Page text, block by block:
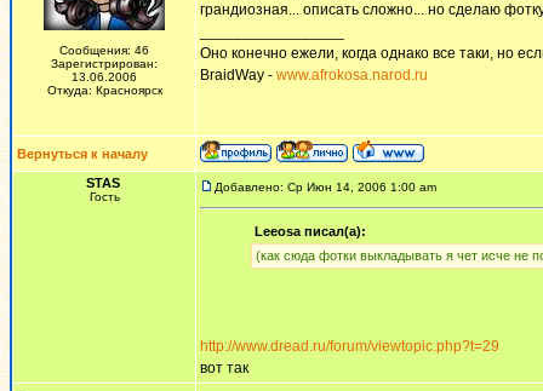
Сообщения: 46
Зарегистрирован:
13.06.2006
Откуда: Красноярск
грандиозная... описать сложно... но сделаю
Оно конечно ежели, когда однако все таки, но
BraidWay - www.afrokosa.narod.ru
Вернуться к началу
STAS
Гость
Добавлено: Ср Июн 14, 2006 1:00 am
Leeosa писал(а):
(как сюда фотки выкладывать я чет исче не
http://www.dread.ru/forum/viewtopic.php?t=29
вот так